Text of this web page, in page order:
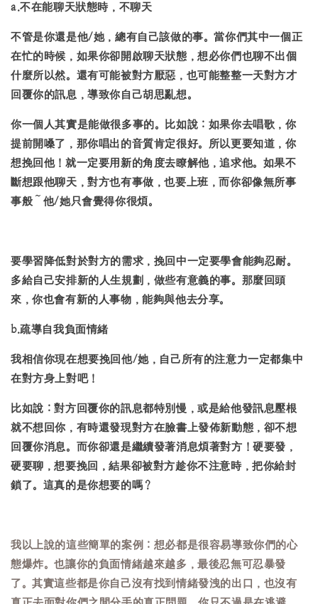
a.不在能聊天狀態時，不聊天
不管是你還是他/她，總有自己該做的事。當你們其中一個正
在忙的時候，如果你卻開啟聊天狀態，想必你們也聊不出個
什麼所以然。還有可能被對方厭惡，也可能整整一天對方才
回覆你的訊息，導致你自己胡思亂想。
你一個人其實是能做很多事的。比如說：如果你去唱歌，你
提前開嗓了，那你唱出的音質肯定很好。所以更要知道，你
想挽回他！就一定要用新的角度去瞭解他，追求他。如果不
斷想跟他聊天，對方也有事做，也要上班，而你卻像無所事
事般～他/她只會覺得你很煩。
要學習降低對於對方的需求，挽回中一定要學會能夠忍耐。
多給自己安排新的人生規劃，做些有意義的事。那麼回頭
來，你也會有新的人事物，能夠與他去分享。
b.疏導自我負面情緒
我相信你現在想要挽回他/她，自己所有的注意力一定都集中
在對方身上對吧！
比如說：對方回覆你的訊息都特別慢，或是給他發訊息壓根
就不想回你，有時還發現對方在臉書上發佈新動態，卻不想
回覆你消息。而你卻還是繼續發著消息煩著對方！硬要發，
硬要聊，想要挽回，結果卻被對方趁你不注意時，把你給封
鎖了。這真的是你想要的嗎？
我以上說的這些簡單的案例：想必都是很容易導致你們的心
態爆炸。也讓你的負面情緒越來越多，最後忍無可忍暴發
了。其實這些都是你自己沒有找到情緒發洩的出口，也沒有